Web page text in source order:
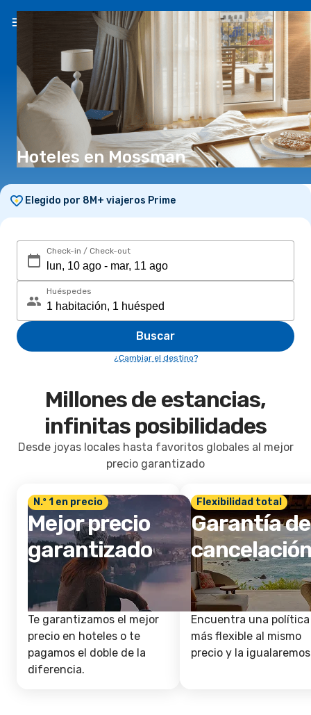
ES($)
Hoteles en Mossman
Elegido por 8M+ viajeros Prime
Check-in / Check-out
Huéspedes
Buscar
¿Cambiar el destino?
Millones de estancias,
infinitas posibilidades
Desde joyas locales hasta favoritos globales al mejor
precio garantizado
N.º 1 en precio
Mejor precio
garantizado
Te garantizamos el mejor
precio en hoteles o te
pagamos el doble de la
diferencia.
Flexibilidad total
Garantía de
Encuentra una política
más flexible al mismo
precio y la